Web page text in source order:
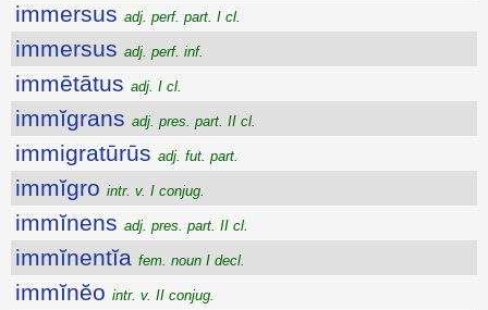
immersus adj. perf. part. I cl.
immersus adj. perf. inf.
immētātus adj. I cl.
immĭgrans adj. pres. part. II cl.
immigratūrūs adj. fut. part.
immĭgro intr. v. I conjug.
immĭnens adj. pres. part. II cl.
immĭnentĭa fem. noun I decl.
immĭnĕo intr. v. II conjug.